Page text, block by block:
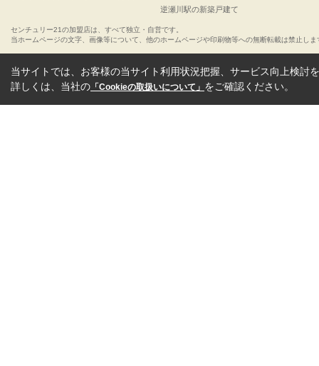
逆瀬川駅の新築戸建て
センチュリー21の加盟店は、すべて独立・自営です。
当ホームページの文字、画像等について、他のホームページや印刷物等への無断転載は禁止しま
当サイトでは、お客様の当サイト利用状況把握、サービス向上検討
詳しくは、当社の 「Cookieの取扱いについて」 をご確認ください。